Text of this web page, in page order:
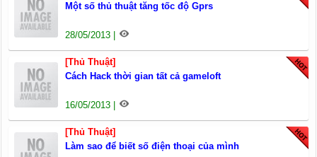
Một số thủ thuật tăng tốc độ Gprs
28/05/2013 |
[Thủ Thuật]
Cách Hack thời gian tất cả gameloft
16/05/2013 |
[Thủ Thuật]
Làm sao để biết số điện thoại của mình